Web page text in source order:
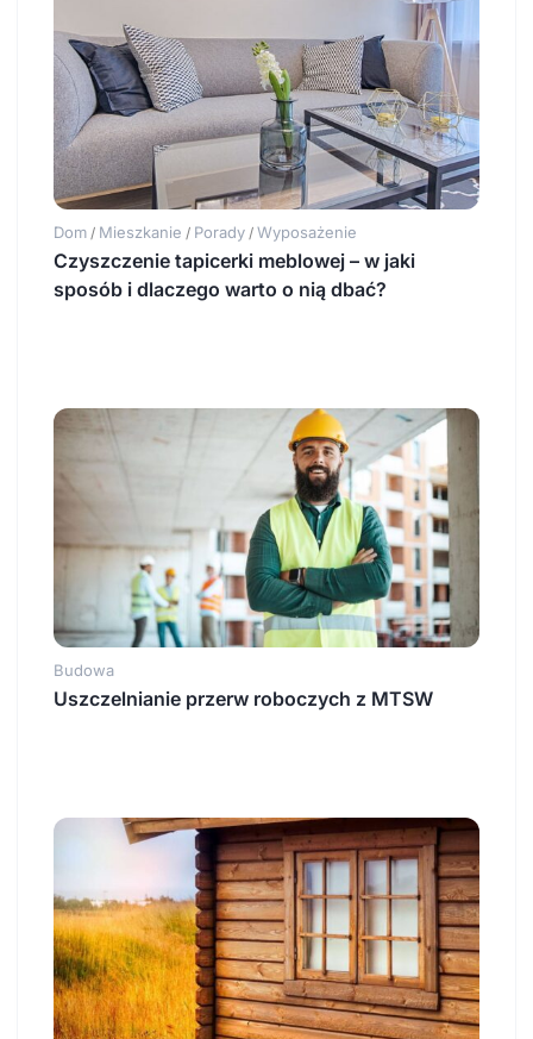
Dom / Mieszkanie / Porady / Wyposażenie
Czyszczenie tapicerki meblowej – w jaki
sposób i dlaczego warto o nią dbać?
Budowa
Uszczelnianie przerw roboczych z MTSW